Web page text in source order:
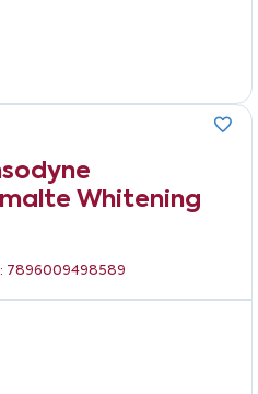
Whitening
7896009498589